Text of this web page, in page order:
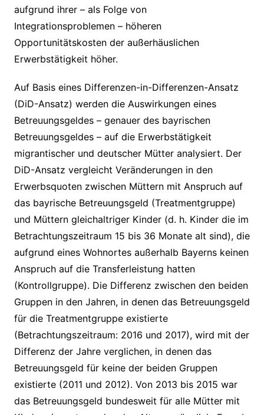
aufgrund ihrer – als Folge von
Integrationsproblemen – höheren
Opportunitätskosten der außerhäuslichen
Erwerbstätigkeit höher.
Auf Basis eines Differenzen-in-Differenzen-Ansatz
(DiD-Ansatz) werden die Auswirkungen eines
Betreuungsgeldes – genauer des bayrischen
Betreuungsgeldes – auf die Erwerbstätigkeit
migrantischer und deutscher Mütter analysiert. Der
DiD-Ansatz vergleicht Veränderungen in den
Erwerbsquoten zwischen Müttern mit Anspruch auf
das bayrische Betreuungsgeld (Treatmentgruppe)
und Müttern gleichaltriger Kinder (d. h. Kinder die im
Betrachtungszeitraum 15 bis 36 Monate alt sind), die
aufgrund eines Wohnortes außerhalb Bayerns keinen
Anspruch auf die Transferleistung hatten
(Kontrollgruppe). Die Differenz zwischen den beiden
Gruppen in den Jahren, in denen das Betreuungsgeld
für die Treatmentgruppe existierte
(Betrachtungszeitraum: 2016 und 2017), wird mit der
Differenz der Jahre verglichen, in denen das
Betreuungsgeld für keine der beiden Gruppen
existierte (2011 und 2012). Von 2013 bis 2015 war
das Betreuungsgeld bundesweit für alle Mütter mit